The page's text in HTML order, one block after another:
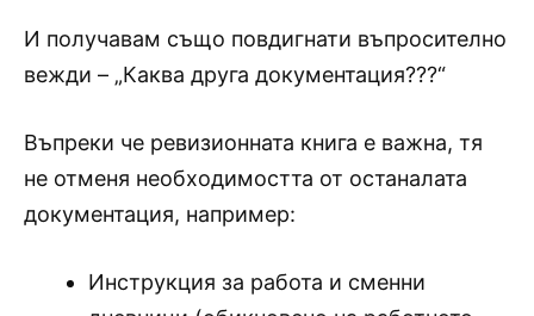
И получавам също повдигнати въпросително
вежди – „Каква друга документация???“
Въпреки че ревизионната книга е важна, тя
не отменя необходимостта от останалата
документация, например:
Инструкция за работа и сменни